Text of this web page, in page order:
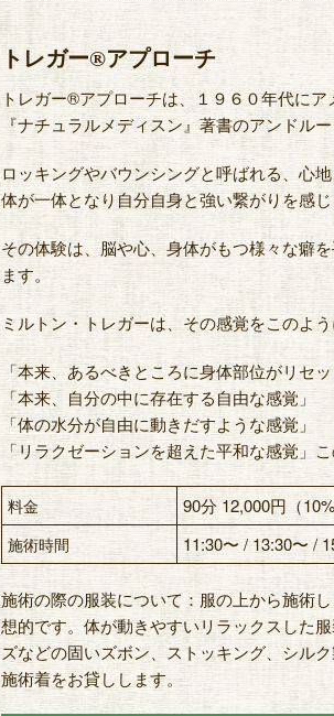
トレガー®アプローチ
トレガー®アプローチは、１９６０年代に
『ナチュラルメディスン』著書のアンドル
ロッキングやバウンシングと呼ばれる、心
体が一体となり自分自身と強い繋がりを感じ
その体験は、脳や心、身体がもつ様々な癖
ます。
ミルトン・トレガーは、その感覚をこのよう
「本来、あるべきところに身体部位がリセ
「本来、自分の中に存在する自由な感覚」
「体の水分が自由に動きだすような感覚」
「リラクゼーションを超えた平和な感覚」
料金 90分 12,000円（
施術時間 11:30〜 / 13:30〜 /
施術の際の服装について：服の上から施術
想的です。体が動きやすいリラックスした
ズなどの固いズボン、ストッキング、シル
施術着をお貸しします。